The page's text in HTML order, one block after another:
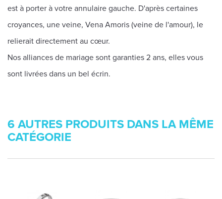
est à porter à votre annulaire gauche. D'après certaines
croyances, une veine, Vena Amoris (veine de l'amour), le
relierait directement au cœur.
Nos alliances de mariage sont garanties 2 ans, elles vous
sont livrées dans un bel écrin.
6 AUTRES PRODUITS DANS LA MÊME
CATÉGORIE